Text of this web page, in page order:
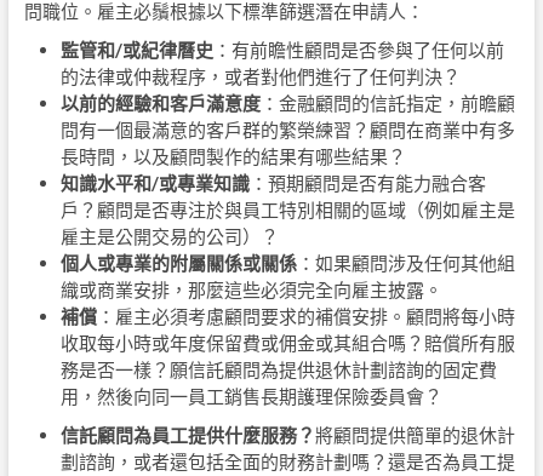
問職位。雇主必鬚根據以下標準篩選潛在申請人：
監管和/或紀律曆史 ： 有前瞻性顧問是否參與了任何以前
的法律或仲裁程序，或者對他們進行了任何判決？
以前的經驗和客戶滿意度： 金融顧問的信託指定，前瞻顧
問有一個最滿意的客戶群的繁榮練習？顧問在商業中有多
長時間，以及顧問製作的結果有哪些結果？
知識水平​​和/或專業知識： 預期顧問是否有能力融合客
戶？顧問是否專注於與員工特別相關的區域（例如雇主是
雇主是公開交易的公司）？
個人或專業的附屬關係或關係： 如果顧問涉及任何其他組
織或商業安排，那麼這些必須完全向雇主披露。
補償： 雇主必須考慮顧問要求的補償安排。顧問將每小時
收取每小時或年度保留費或佣金或其組合嗎？賠償所有服
務是否一樣？願信託顧問為提供退休計劃諮詢的固定費
用，然後向同一員工銷售長期護理保險委員會？
信託顧問為員工提供什麼服務？將顧問提供簡單的退休計
劃諮詢，或者還包括全面的財務計劃嗎？還是否為員工提